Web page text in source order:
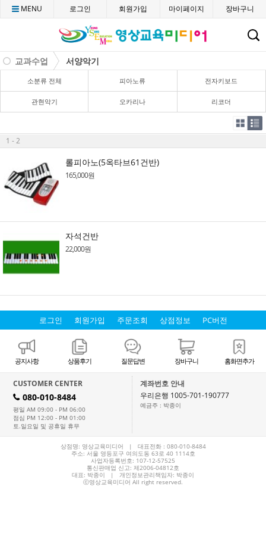
CMENU 로그인 회원가입 마이페이지 장바구니
교과수업 서양악기
소분류 전체 피아노류 전자키보드
관현악기 오카리나 리코더
1 - 2
롤피아노(5옥타브61건반)
165,000원
자석건반
22,000원
로그인 회원가입 주문조회 상점정보 PC버전
공지사항 상품후기 질문답변 장바구니 홈화면추가
CUSTOMER CENTER
H 080-010-8484
평일 AM 09:00 - PM 06:00
점심 PM 12:00 - PM 01:00
토.일요일 및 공휴일 휴무
계좌번호 안내
우리은행 1005-701-190777
예금주 : 박종이
상점명: 영상교육미디어 | 대표전화 : 080-010-8484
주소: 서울 영등포구 여의도동 63로 40 1114호
사업자등록번호: 107-12-57525
통신판매업 신고: 제2006-04812호
대표: 박종이 | 개인정보관리책임자: 박종이
ⓒ영상교육미디어 All right reserved.